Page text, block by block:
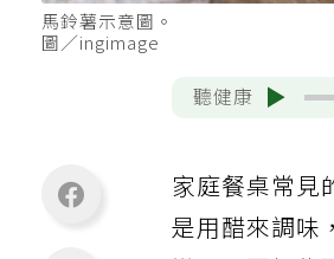
馬鈴薯示意圖。
圖／ingimage
聽健康
家庭餐桌常見
是用醋來調味